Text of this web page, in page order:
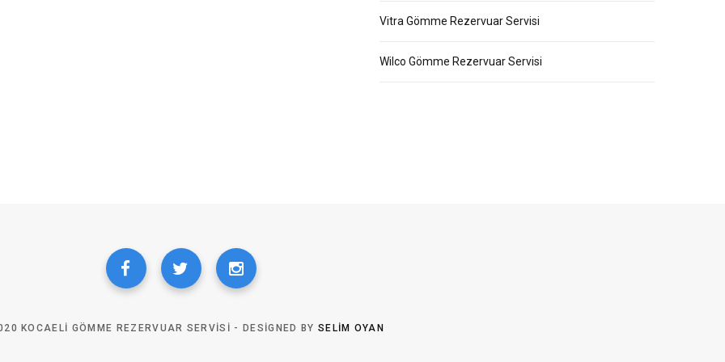
Vitra Gömme Rezervuar Servisi
Wilco Gömme Rezervuar Servisi
KOCAELI GÖMME REZERVUAR SERVISI - DESIGNED BY SELIM OYAN